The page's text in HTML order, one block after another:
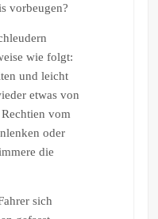
vorbeugen?
wie folgt:
und leicht
etwas von
vom
oder
die
sich